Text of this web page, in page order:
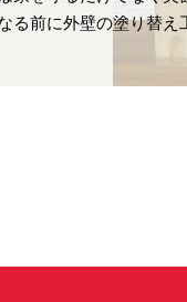
る前に外壁の塗り替え